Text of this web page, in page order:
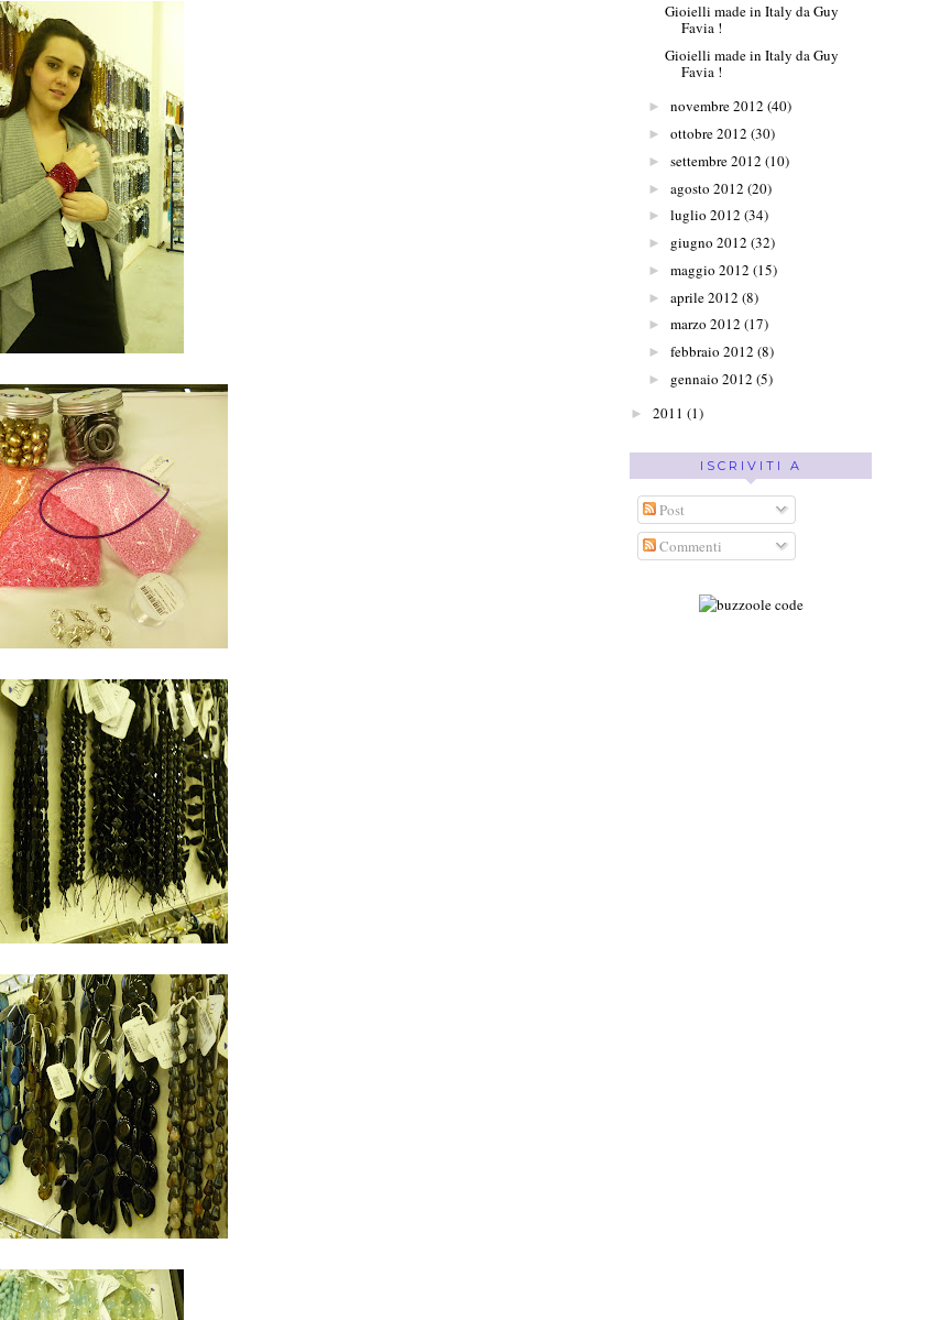
Gioielli made in Italy da Guy
Favia !
Gioielli made in Italy da Guy
Favia !
► novembre 2012 (40)
► ottobre 2012 (30)
► settembre 2012 (10)
► agosto 2012 (20)
► luglio 2012 (34)
► giugno 2012 (32)
► maggio 2012 (15)
► aprile 2012 (8)
► marzo 2012 (17)
► febbraio 2012 (8)
► gennaio 2012 (5)
► 2011 (1)
ISCRIVITI A
Post
Commenti